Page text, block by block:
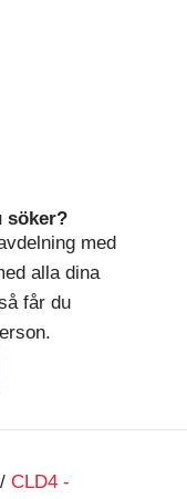
söker?
med
alla dina
får du
/ CLD4 -